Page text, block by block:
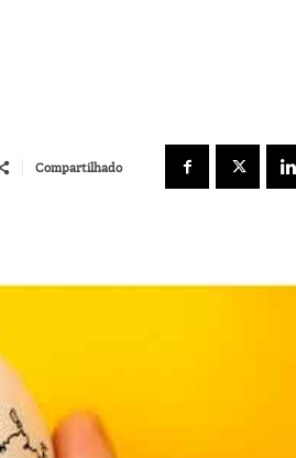
Compartilhado